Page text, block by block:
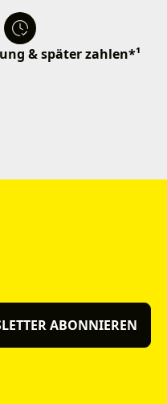
& später zahlen*¹
ABONNIEREN